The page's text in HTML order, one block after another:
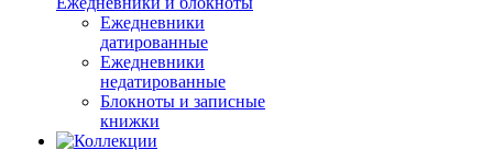
Ежедневники
датированные
Ежедневники
недатированные
Блокноты и записные
книжки